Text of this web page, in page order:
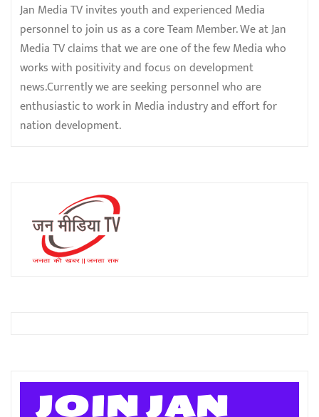
Jan Media TV invites youth and experienced Media
personnel to join us as a core Team Member. We at Jan
Media TV claims that we are one of the few Media who
works with positivity and focus on development
news.Currently we are seeking personnel who are
enthusiastic to work in Media industry and effort for
nation development.
JOIN JAN